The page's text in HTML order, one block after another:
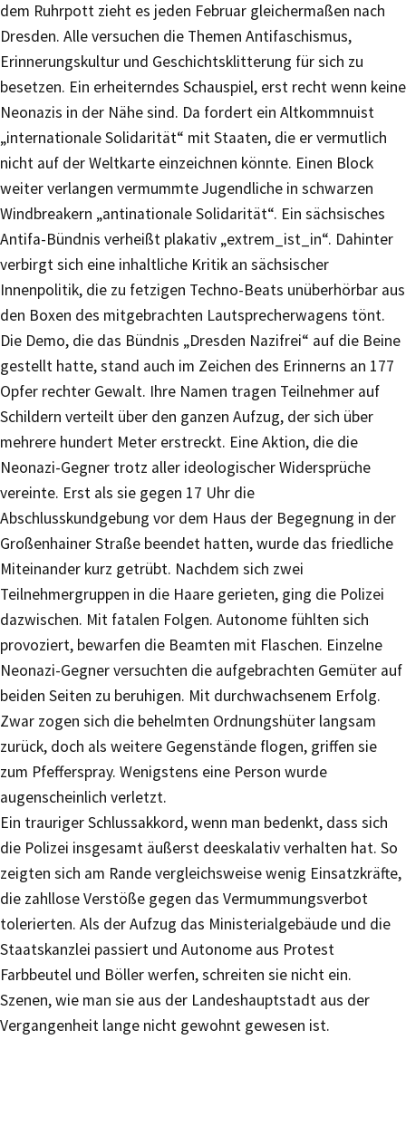
dem Ruhrpott zieht es jeden Februar gleichermaßen nach
Dresden. Alle versuchen die Themen Antifaschismus,
Erinnerungskultur und Geschichtsklitterung für sich zu
besetzen. Ein erheiterndes Schauspiel, erst recht wenn keine
Neonazis in der Nähe sind. Da fordert ein Altkommnuist
„internationale Solidarität“ mit Staaten, die er vermutlich
nicht auf der Weltkarte einzeichnen könnte. Einen Block
weiter verlangen vermummte Jugendliche in schwarzen
Windbreakern „antinationale Solidarität“. Ein sächsisches
Antifa-Bündnis verheißt plakativ „extrem_ist_in“. Dahinter
verbirgt sich eine inhaltliche Kritik an sächsischer
Innenpolitik, die zu fetzigen Techno-Beats unüberhörbar aus
den Boxen des mitgebrachten Lautsprecherwagens tönt.
Die Demo, die das Bündnis „Dresden Nazifrei“ auf die Beine
gestellt hatte, stand auch im Zeichen des Erinnerns an 177
Opfer rechter Gewalt. Ihre Namen tragen Teilnehmer auf
Schildern verteilt über den ganzen Aufzug, der sich über
mehrere hundert Meter erstreckt. Eine Aktion, die die
Neonazi-Gegner trotz aller ideologischer Widersprüche
vereinte. Erst als sie gegen 17 Uhr die
Abschlusskundgebung vor dem Haus der Begegnung in der
Großenhainer Straße beendet hatten, wurde das friedliche
Miteinander kurz getrübt. Nachdem sich zwei
Teilnehmergruppen in die Haare gerieten, ging die Polizei
dazwischen. Mit fatalen Folgen. Autonome fühlten sich
provoziert, bewarfen die Beamten mit Flaschen. Einzelne
Neonazi-Gegner versuchten die aufgebrachten Gemüter auf
beiden Seiten zu beruhigen. Mit durchwachsenem Erfolg.
Zwar zogen sich die behelmten Ordnungshüter langsam
zurück, doch als weitere Gegenstände flogen, griffen sie
zum Pfefferspray. Wenigstens eine Person wurde
augenscheinlich verletzt.
Ein trauriger Schlussakkord, wenn man bedenkt, dass sich
die Polizei insgesamt äußerst deeskalativ verhalten hat. So
zeigten sich am Rande vergleichsweise wenig Einsatzkräfte,
die zahllose Verstöße gegen das Vermummungsverbot
tolerierten. Als der Aufzug das Ministerialgebäude und die
Staatskanzlei passiert und Autonome aus Protest
Farbbeutel und Böller werfen, schreiten sie nicht ein.
Szenen, wie man sie aus der Landeshauptstadt aus der
Vergangenheit lange nicht gewohnt gewesen ist.